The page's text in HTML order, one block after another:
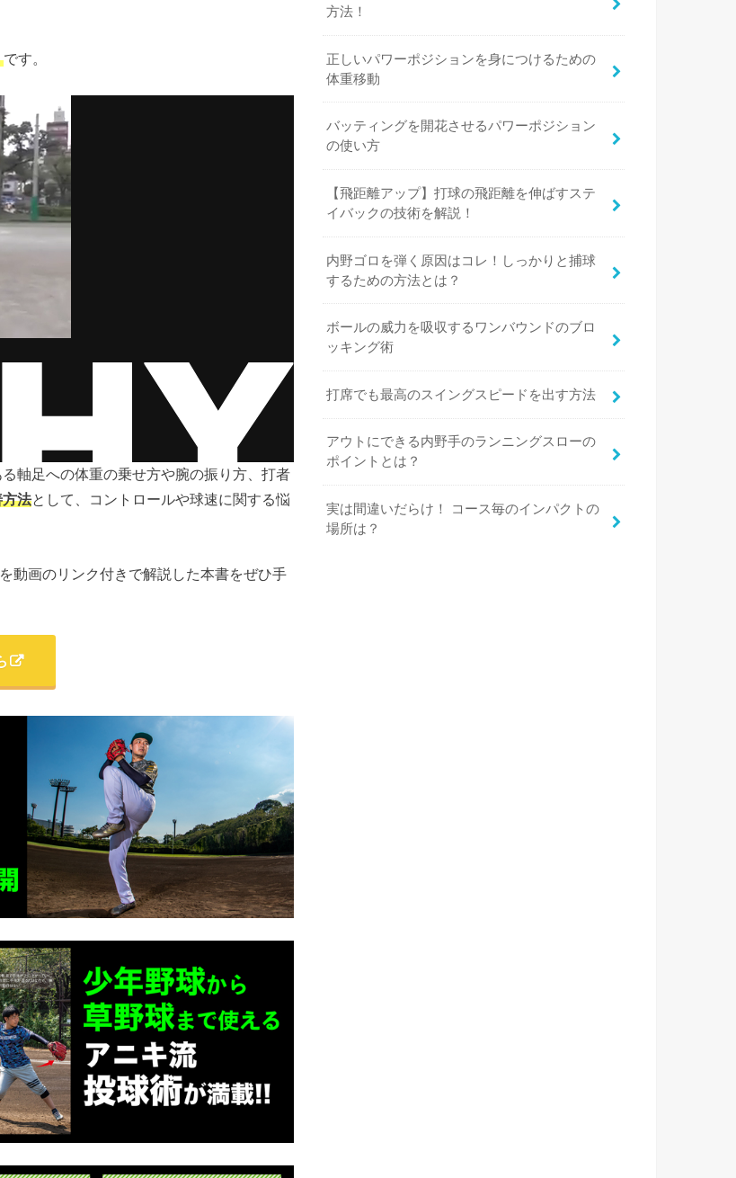
です。
る軸足への体重の乗せ方や腕の振り方、打者
法として、コントロールや球速に関する悩
動画のリンク付きで解説した本書をぜひ手
方法！
正しいパワーポジションを身につけるための
体重移動
バッティングを開花させるパワーポジション
の使い方
【飛距離アップ】打球の飛距離を伸ばすステ
イバックの技術を解説！
内野ゴロを弾く原因はコレ！しっかりと捕球
するための方法とは？
ボールの威力を吸収するワンバウンドのブロ
ッキング術
打席でも最高のスイングスピードを出す方法
アウトにできる内野手のランニングスローの
ポイントとは？
実は間違いだらけ！ コース毎のインパクトの
場所は？